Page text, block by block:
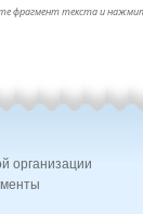
фрагмент текста и
организации